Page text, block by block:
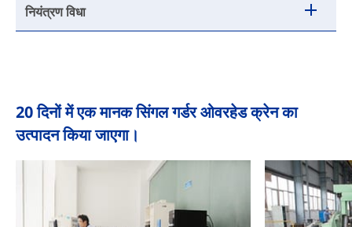
नियंत्रण विधा
20 दिनों में एक मानक सिंगल गर्डर ओवरहेड क्रेन का
उत्पादन किया जाएगा।